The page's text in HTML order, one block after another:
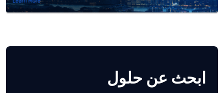
ابحث عن حلول